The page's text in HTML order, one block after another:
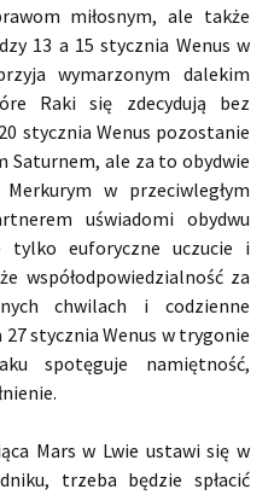
miłosnym, ale także
13 a 15 stycznia Wenus w
wymarzonym dalekim
Raki się zdecydują bez
stycznia Wenus pozostanie
Saturnem, ale za to obydwie
w przeciwległym
uświadomi obydwu
euforyczne uczucie i
współodpowiedzialność za
chwilach i codzienne
27 stycznia Wenus w trygonie
spotęguje namiętność,
Mars w Lwie ustawi się w
trzeba będzie spłacić